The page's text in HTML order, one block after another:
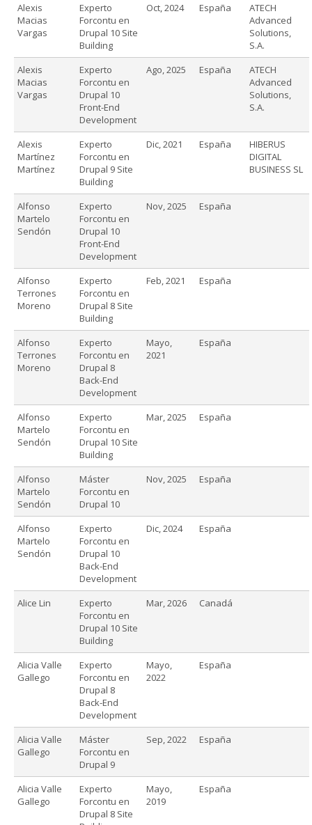
Alexis
Macias
Vargas
Experto
Forcontu en
Drupal 10 Site
Building
Oct, 2024 España
ATECH
Advanced
Solutions,
S.A.
Alexis
Macias
Vargas
Experto
Forcontu en
Drupal 10
Front-End
Development
Ago, 2025 España
ATECH
Advanced
Solutions,
S.A.
Alexis
Martínez
Martínez
Experto
Forcontu en
Drupal 9 Site
Building
Dic, 2021 España
HIBERUS
DIGITAL
BUSINESS SL
Alfonso
Martelo
Sendón
Experto
Forcontu en
Drupal 10
Front-End
Development
Nov, 2025 España
Alfonso
Terrones
Moreno
Experto
Forcontu en
Drupal 8 Site
Building
Feb, 2021 España
Alfonso
Terrones
Moreno
Experto
Forcontu en
Drupal 8
Back-End
Development
Mayo,
2021
España
Alfonso
Martelo
Sendón
Experto
Forcontu en
Drupal 10 Site
Building
Mar, 2025 España
Alfonso
Martelo
Sendón
Máster
Forcontu en
Drupal 10
Nov, 2025 España
Alfonso
Martelo
Sendón
Experto
Forcontu en
Drupal 10
Back-End
Development
Dic, 2024 España
Alice Lin
Experto
Forcontu en
Drupal 10 Site
Building
Mar, 2026 Canadá
Alicia Valle
Gallego
Experto
Forcontu en
Drupal 8
Back-End
Development
Mayo,
2022
España
Alicia Valle
Gallego
Máster
Forcontu en
Drupal 9
Sep, 2022 España
Alicia Valle
Gallego
Experto
Forcontu en
Drupal 8 Site
Mayo,
2019
España